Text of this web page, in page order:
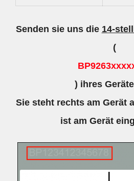
Senden sie uns die 14-
(
) ihres
Sie steht rechts am Gerät
ist am Gerät